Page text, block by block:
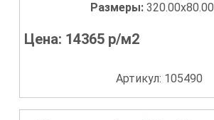
Размеры:
Цена: 14365 р/м2
Артикул: 105490